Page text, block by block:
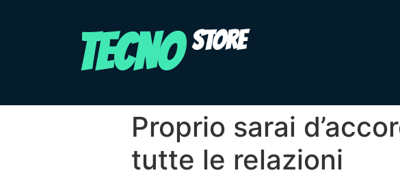
TECNO STORE
Proprio sarai
tutte le relazioni